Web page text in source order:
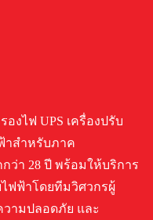
องไฟ UPS เครื่องปรับ
าสำหรับภาค
ว่า 28 ปี พร้อมให้บริการ
ฟฟ้าโดยทีมวิศวกรผู้
วามปลอดภัย และ